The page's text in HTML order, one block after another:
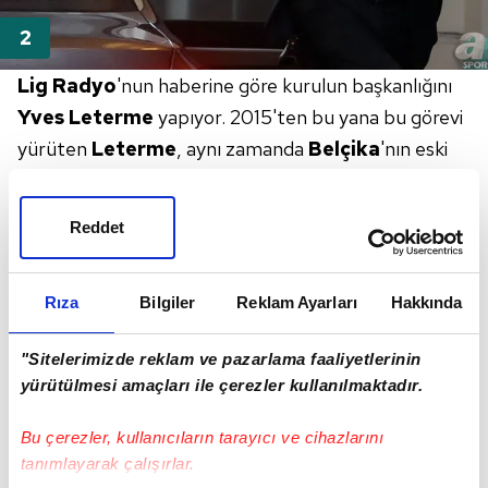
Rıza Bilgiler Reklam Ayarları Hakkında
"Sitelerimizde reklam ve pazarlama faaliyetlerinin
yürütülmesi amaçları ile çerezler kullanılmaktadır.
Bu çerezler, kullanıcıların tarayıcı ve cihazlarını
tanımlayarak çalışırlar.
Reddet
Lig Radyo'nun haberine göre kurulun başkanlığını
Yves Leterme yapıyor. 2015'ten bu yana bu görevi
yürüten Leterme, aynı zamanda Belçika'nın eski